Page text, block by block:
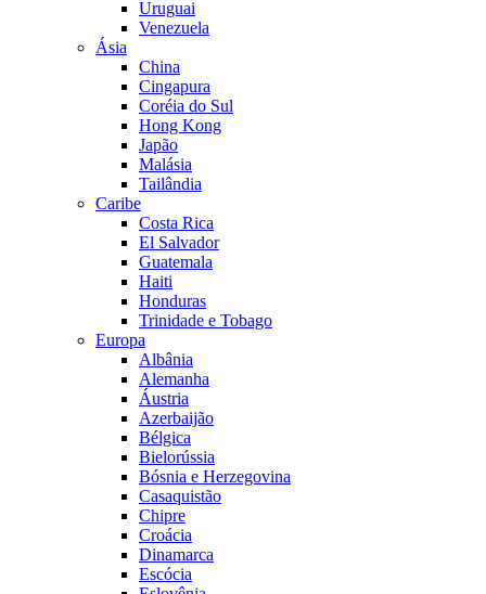
Uruguai
Venezuela
Ásia
China
Cingapura
Coréia do Sul
Hong Kong
Japão
Malásia
Tailândia
Caribe
Costa Rica
El Salvador
Guatemala
Haiti
Honduras
Trinidade e Tobago
Europa
Albânia
Alemanha
Áustria
Azerbaijão
Bélgica
Bielorússia
Bósnia e Herzegovina
Casaquistão
Chipre
Croácia
Dinamarca
Escócia